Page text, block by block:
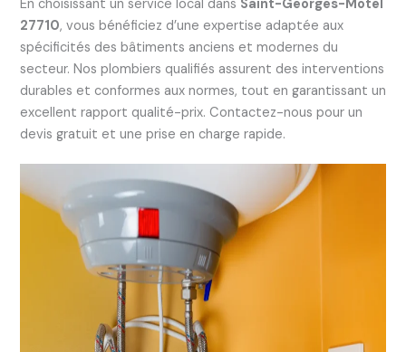
En choisissant un service local dans Saint-Georges-Motel
27710, vous bénéficiez d’une expertise adaptée aux
spécificités des bâtiments anciens et modernes du
secteur. Nos plombiers qualifiés assurent des interventions
durables et conformes aux normes, tout en garantissant un
excellent rapport qualité-prix. Contactez-nous pour un
devis gratuit et une prise en charge rapide.